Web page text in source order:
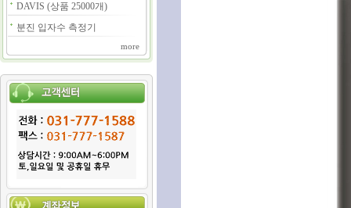
DAVIS (상품 25000개)
분진 입자수 측정기
more